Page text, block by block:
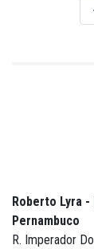
Roberto Lyra
Pernambuco
R. Imperador